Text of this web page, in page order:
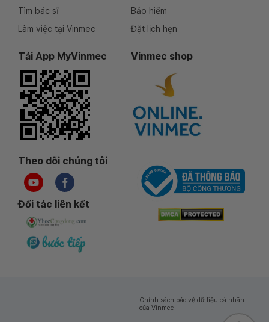
Tìm bác sĩ
Làm việc tại Vinmec
Bảo hiểm
Đặt lịch hẹn
Tải App MyVinmec Vinmec shop
Theo dõi chúng tôi
Đối tác liên kết
Chính sách bảo vệ dữ liệu cá nhân
của Vinmec